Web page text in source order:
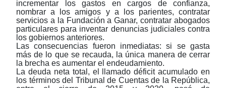
incrementar los gastos en cargos de confianza,
nombrar a los amigos y a los parientes, contratar
servicios a la Fundación a Ganar, contratar abogados
particulares para inventar denuncias judiciales contra
los gobiernos anteriores.
Las consecuencias fueron inmediatas: si se gasta
más de lo que se recauda, la única manera de cerrar
la brecha es aumentar el endeudamiento.
La deuda neta total, el llamado déficit acumulado en
los términos del Tribunal de Cuentas de la República,